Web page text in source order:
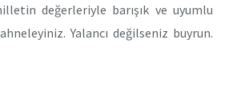
değerleriyle barışık ve uyumlu
Yalancı değilseniz buyrun.